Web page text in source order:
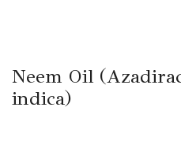
Neem Oil
indica)